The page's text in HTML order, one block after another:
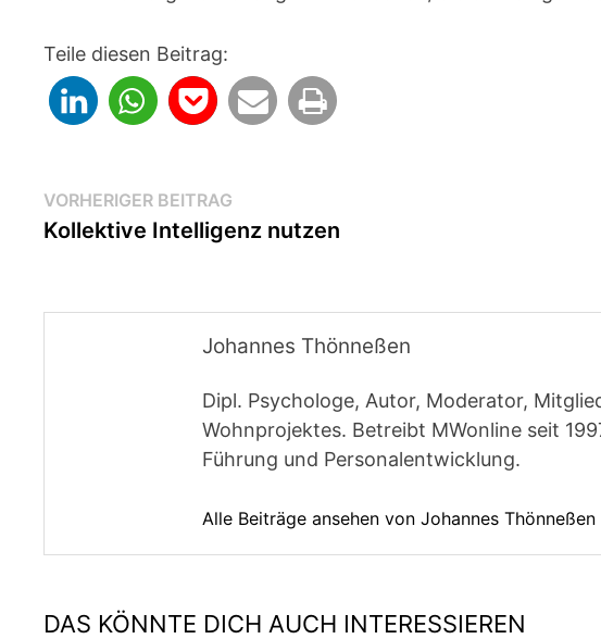
Teile diesen Beitrag:
Beitragsnavigation
VORHERIGER BEITRAG
Beitrag:
Kollektive Intelligenz nutzen
Johannes Thönneßen
Dipl. Psychologe, Autor, Moderator,
Wohnprojektes. Betreibt MWonline seit
Führung und Personalentwicklung.
Alle Beiträge ansehen von Johannes
DAS KÖNNTE DICH AUCH INTERESSIEREN